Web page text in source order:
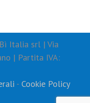
Italia srl | Via
| Partita IVA:
- Cookie Policy